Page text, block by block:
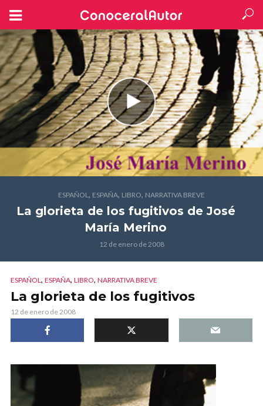
ESPAÑOL, ESPAÑA, LIBRO, NARRATIVA BREVE
La glorieta de los fugitivos de José
María Merino
12 de enero de 2008
ESPAÑOL, ESPAÑA, LIBRO, NARRATIVA BREVE
La glorieta de los fugitivos
12 de enero de 2008